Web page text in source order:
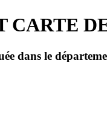
CARTE
dans le